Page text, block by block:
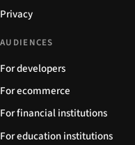
Privacy
AUDIENCES
For developers
For ecommerce
For financial institutions
For education institutions